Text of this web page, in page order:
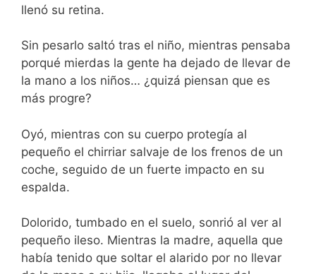
llenó su retina.
Sin pesarlo saltó tras el niño, mientras pensaba
porqué mierdas la gente ha dejado de llevar de
la mano a los niños… ¿quizá piensan que es
más progre?
Oyó, mientras con su cuerpo protegía al
pequeño el chirriar salvaje de los frenos de un
coche, seguido de un fuerte impacto en su
espalda.
Dolorido, tumbado en el suelo, sonrió al ver al
pequeño ileso. Mientras la madre, aquella que
había tenido que soltar el alarido por no llevar